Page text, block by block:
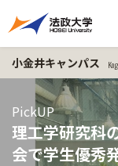
小金井キャンパス
PickUP
理工学研究科
会で学生優秀